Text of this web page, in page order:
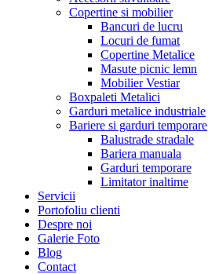
Copertine si mobilier
Bancuri de lucru
Locuri de fumat
Copertine Metalice
Masute picnic lemn
Mobilier Vestiar
Boxpaleti Metalici
Garduri metalice industriale
Bariere si garduri temporare
Balustrade stradale
Bariera manuala
Garduri temporare
Limitator inaltime
Servicii
Portofoliu clienti
Despre noi
Galerie Foto
Blog
Contact